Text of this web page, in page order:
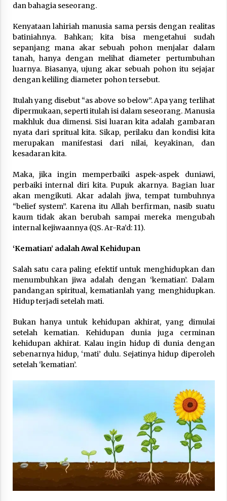
dan bahagia seseorang.
Kenyataan lahiriah manusia sama persis dengan realitas
batiniahnya. Bahkan; kita bisa mengetahui sudah
sepanjang mana akar sebuah pohon menjalar dalam
tanah, hanya dengan melihat diameter pertumbuhan
luarnya. Biasanya, ujung akar sebuah pohon itu sejajar
dengan keliling diameter pohon tersebut.
Itulah yang disebut “as above so below”. Apa yang terlihat
dipermukaan, seperti itulah isi dalam seseorang. Manusia
makhluk dua dimensi. Sisi luaran kita adalah gambaran
nyata dari spritual kita. Sikap, perilaku dan kondisi kita
merupakan manifestasi dari nilai, keyakinan, dan
kesadaran kita.
Maka, jika ingin memperbaiki aspek-aspek duniawi,
perbaiki internal diri kita. Pupuk akarnya. Bagian luar
akan mengikuti. Akar adalah jiwa, tempat tumbuhnya
“belief system”. Karena itu Allah berfirman, nasib suatu
kaum tidak akan berubah sampai mereka mengubah
internal kejiwaannya (QS. Ar-Ra’d: 11).
‘Kematian’ adalah Awal Kehidupan
Salah satu cara paling efektif untuk menghidupkan dan
menumbuhkan jiwa adalah dengan ‘kematian’. Dalam
pandangan spiritual, kematianlah yang menghidupkan.
Hidup terjadi setelah mati.
Bukan hanya untuk kehidupan akhirat, yang dimulai
setelah kematian. Kehidupan dunia juga cerminan
kehidupan akhirat. Kalau ingin hidup di dunia dengan
sebenarnya hidup, ‘mati’ dulu. Sejatinya hidup diperoleh
setelah ‘kematian’.